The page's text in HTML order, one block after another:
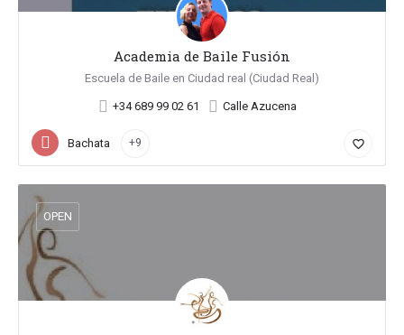
Academia de Baile Fusión
Escuela de Baile en Ciudad real (Ciudad Real)
+34 689 99 02 61 Calle Azucena
Bachata +9 favorite_border
OPEN